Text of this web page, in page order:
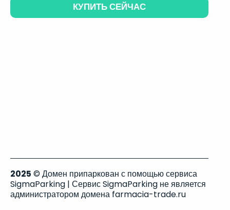
КУПИТЬ СЕЙЧАС
2025 © Домен припаркован с помощью сервиса
SigmaParking | Сервис SigmaParking не является
администратором домена farmacia-trade.ru